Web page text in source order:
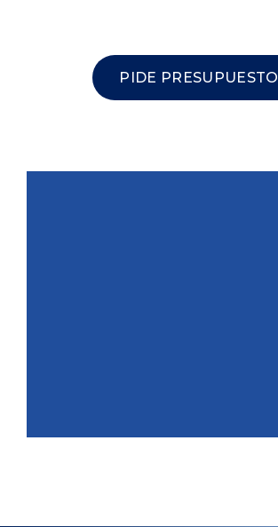
PIDE PRESUPUESTO